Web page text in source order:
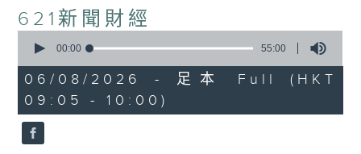
621新聞財經
seconds
55
minutes,
0
seconds
00:00 55:00
06/08/2026 - 足本 Full (HKT
09:05 - 10:00)